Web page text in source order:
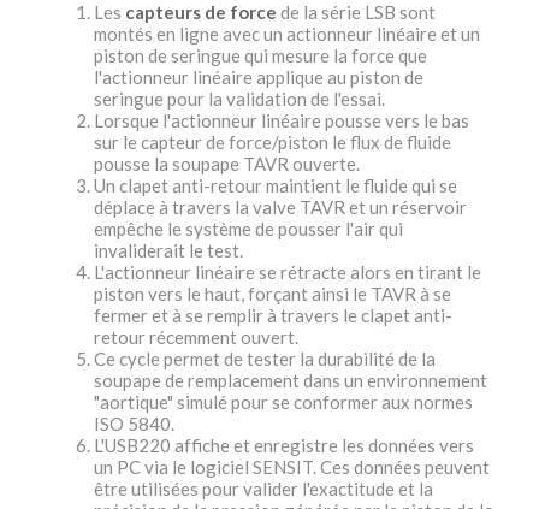
Les capteurs de force de la série LSB sont
montés en ligne avec un actionneur linéaire et un
piston de seringue qui mesure la force que
l'actionneur linéaire applique au piston de
seringue pour la validation de l'essai.
Lorsque l'actionneur linéaire pousse vers le bas
sur le capteur de force/piston le flux de fluide
pousse la soupape TAVR ouverte.
Un clapet anti-retour maintient le fluide qui se
déplace à travers la valve TAVR et un réservoir
empêche le système de pousser l'air qui
invaliderait le test.
L'actionneur linéaire se rétracte alors en tirant le
piston vers le haut, forçant ainsi le TAVR à se
fermer et à se remplir à travers le clapet anti-
retour récemment ouvert.
Ce cycle permet de tester la durabilité de la
soupape de remplacement dans un environnement
"aortique" simulé pour se conformer aux normes
ISO 5840.
L'USB220 affiche et enregistre les données vers
un PC via le logiciel SENSIT. Ces données peuvent
être utilisées pour valider l'exactitude et la